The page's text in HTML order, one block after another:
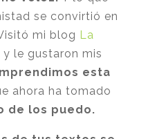
se convirtió en
mi blog La
y le gustaron mis
esta
ahora ha tomado
de los puedo.